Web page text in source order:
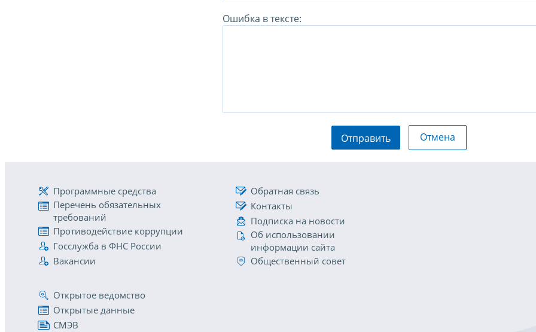
Ошибка в тексте:
Отправить Отмена
Программные средства
Перечень обязательных
требований
Противодействие коррупции
Госслужба в ФНС России
Вакансии
Обратная связь
Контакты
Подписка на новости
Об использовании
информации сайта
Общественный совет
Открытое ведомство
Открытые данные
СМЭВ